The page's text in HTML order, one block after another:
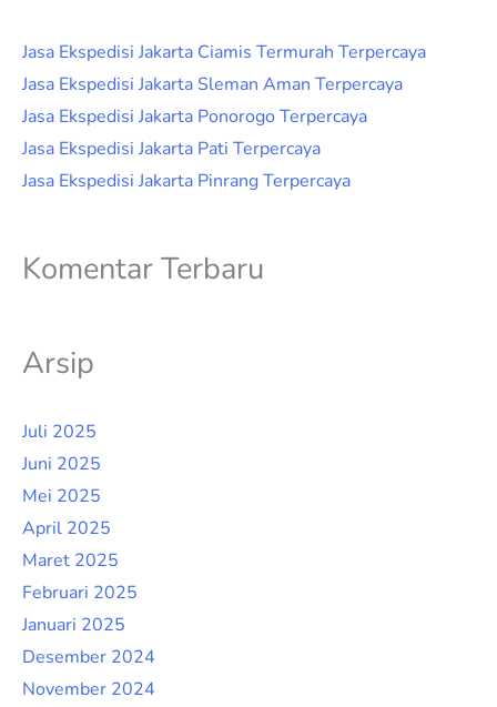
Jasa Ekspedisi Jakarta Ciamis Termurah Terpercaya
Jasa Ekspedisi Jakarta Sleman Aman Terpercaya
Jasa Ekspedisi Jakarta Ponorogo Terpercaya
Jasa Ekspedisi Jakarta Pati Terpercaya
Jasa Ekspedisi Jakarta Pinrang Terpercaya
Komentar Terbaru
Arsip
Juli 2025
Juni 2025
Mei 2025
April 2025
Maret 2025
Februari 2025
Januari 2025
Desember 2024
November 2024